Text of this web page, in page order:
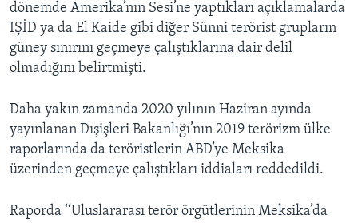
dönemde Amerika’nın Sesi’ne yaptıkları açıklamalarda
IŞİD ya da El Kaide gibi diğer Sünni terörist grupların
güney sınırını geçmeye çalıştıklarına dair delil
olmadığını belirtmişti.
Daha yakın zamanda 2020 yılının Haziran ayında
yayınlanan Dışişleri Bakanlığı’nın 2019 terörizm ülke
raporlarında da teröristlerin ABD’ye Meksika
üzerinden geçmeye çalıştıkları iddiaları reddedildi.
Raporda ‘‘Uluslararası terör örgütlerinin Meksika’da